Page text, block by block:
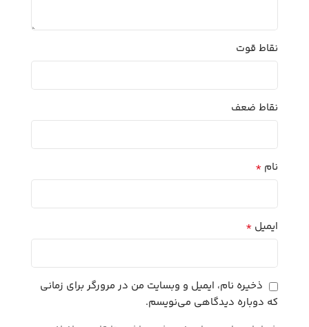
نقاط قوت
نقاط ضعف
نام *
ایمیل *
ذخیره نام، ایمیل و وبسایت من در مرورگر برای زمانی
که دوباره دیدگاهی می‌نویسم.